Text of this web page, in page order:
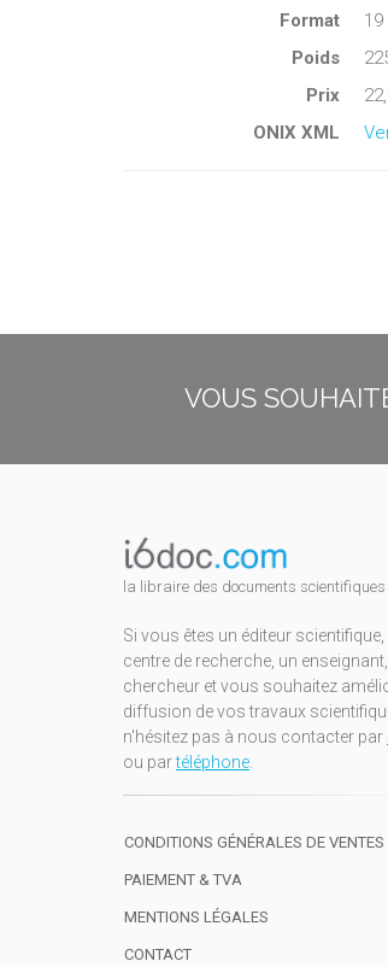
Format
Poids
Prix
ONIX XML
VOUS
la libraire des documents scientifiques
Si vous êtes un éditeur scientifique,
centre de recherche, un
chercheur et vous souhaitez
diffusion de vos travaux
n'hésitez pas à nous contacter par
ou partéléphone.
CONDITIONS GÉNÉRALES DE VENTES
PAIEMENT & TVA
MENTIONS LÉGALES
CONTACT